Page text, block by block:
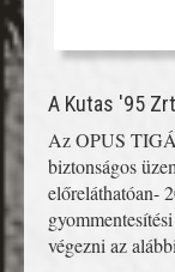
A Kutas '95
Az OPUS
biztonságos
előreláthatóan-
végezni az